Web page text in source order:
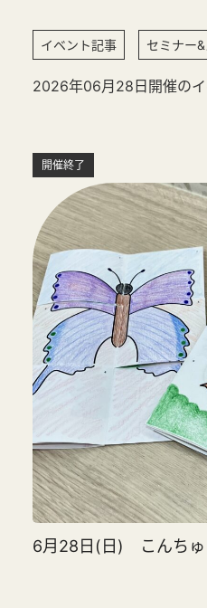
イベント記事 セミナー
2026年06月28日開催の
開催終了
6月28日(日) こんちゅ